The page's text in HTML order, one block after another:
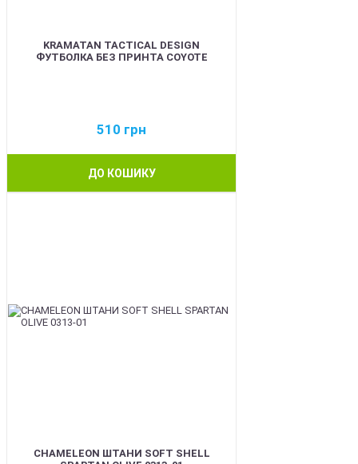
KRAMATAN TACTICAL DESIGN
ФУТБОЛКА БЕЗ ПРИНТА COYOTE
510 грн
ДО КОШИКУ
CHAMELEON ШТАНИ SOFT SHELL